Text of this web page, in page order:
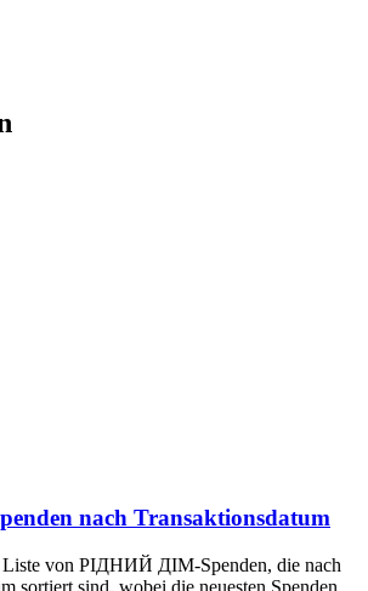
nach Transaktionsdatum
Liste von РІДНИЙ ДІМ-Spenden, die nach
sortiert sind, wobei die neuesten Spenden